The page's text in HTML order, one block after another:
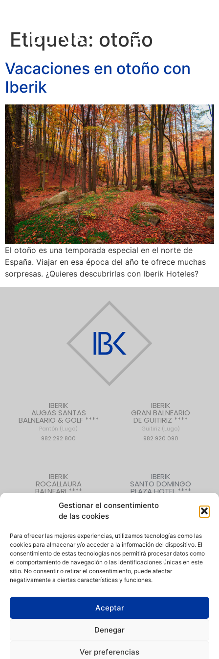
Gestionar el consentimiento
de las cookies
Para ofrecer las mejores experiencias, utilizamos tecnologías como las
cookies para almacenar y/o acceder a la información del dispositivo. El
consentimiento de estas tecnologías nos permitirá procesar datos como
el comportamiento de navegación o las identificaciones únicas en este
sitio. No consentir o retirar el consentimiento, puede afectar
negativamente a ciertas características y funciones.
Aceptar
Denegar
Ver preferencias
Etiqueta: otoño
Vacaciones en otoño con
Iberik
El otoño es una temporada especial en el norte de
España. Viajar en esa época del año te ofrece muchas
sorpresas. ¿Quieres descubrirlas con Iberik Hoteles?
IBERIK
AUGAS SANTAS
BALNEARIO & GOLF ****
Pantón (Lugo)
982 292 800
IBERIK
GRAN BALNEARIO
DE GUITIRIZ ****
Guitiriz (Lugo)
982 920 090
IBERIK
ROCALLAURA
BALNEARI ****
973 330 632
IBERIK
SANTO DOMINGO
PLAZA HOTEL ****
985 207 880
CONTACTO|QUIÉNES SOMOS|EMPLEO
Aviso Legal|
de denuncias
Iberik Hoteles está comprometida con la igualdad de